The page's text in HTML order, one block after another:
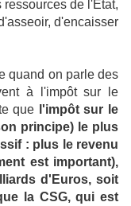
ressources de l'État,
d'encaisser
quand on parle des
à l'impôt sur le
que l'impôt sur le
principe) le plus
: plus le revenu
est important),
d'Euros, soit
la CSG, qui est